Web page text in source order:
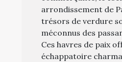
arrondissement de
trésors de verdure
méconnus des
Ces havres de paix
échappatoire